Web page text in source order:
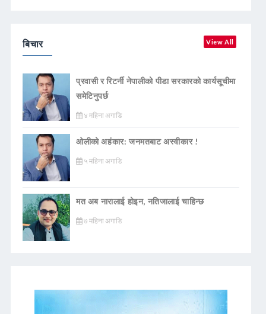
बिचार View All
प्रवासी र रिटर्नी नेपालीको पीडा सरकारको कार्यसूचीमा
समेटिनुपर्छ
४ महिना अगाडि
ओलीको अहंकार: जनमतबाट अस्वीकार !
५ महिना अगाडि
मत अब नारालाई होइन, नतिजालाई चाहिन्छ
७ महिना अगाडि